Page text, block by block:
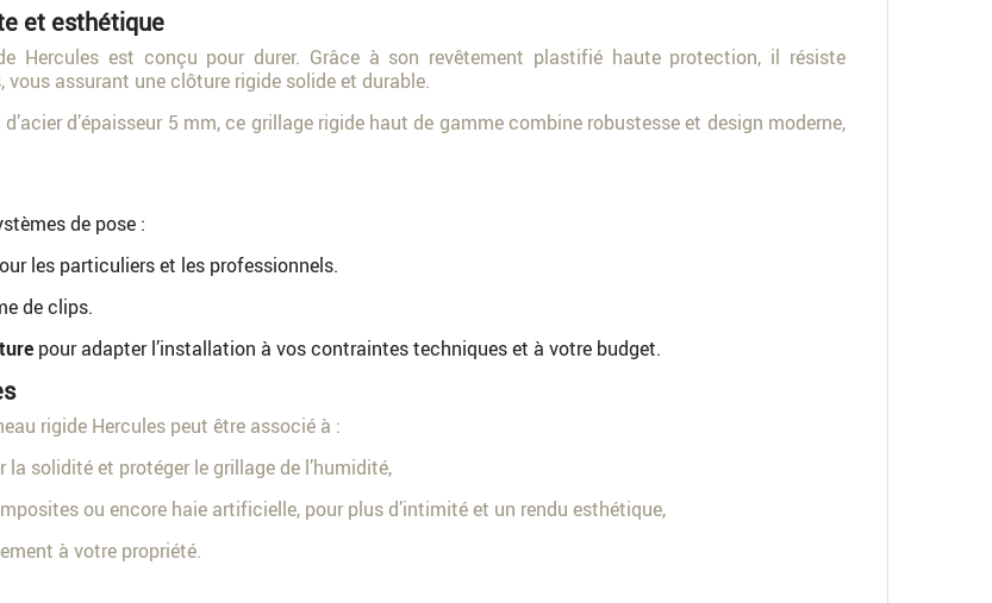
et esthétique
Hercules est conçu pour durer. Grâce à son revêtement plastifié haute protection, il résiste
assurant une clôture rigide solide et durable.
d’épaisseur 5 mm, ce grillage rigide haut de gamme combine robustesse et design moderne,
de pose :
les particuliers et les professionnels.
de clips.
pour adapter l’installation à vos contraintes techniques et à votre budget.
rigide Hercules peut être associé à :
solidité et protéger le grillage de l’humidité,
ou encore haie artificielle, pour plus d’intimité et un rendu esthétique,
à votre propriété.